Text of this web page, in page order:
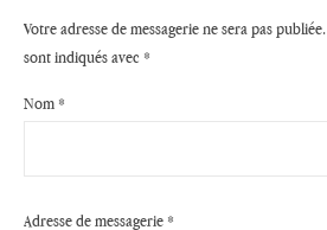
Votre adresse de messagerie ne sera pas publiée.
sont indiqués avec *
Nom *
Adresse de messagerie *